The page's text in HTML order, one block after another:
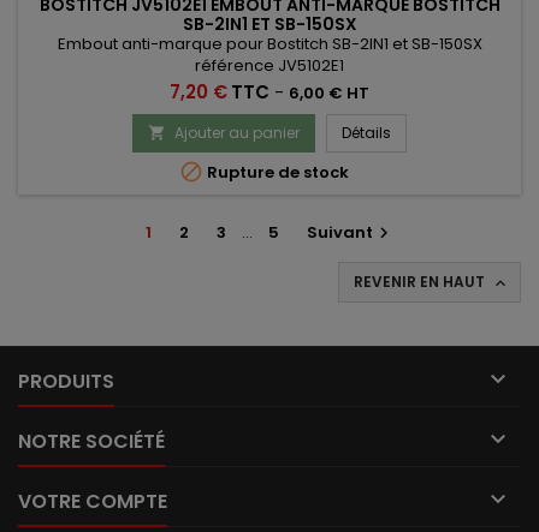
SB-2IN1 ET SB-150SX
Embout anti-marque pour Bostitch SB-2IN1 et SB-150SX
référence JV5102E1
Prix
7,20 €TTC - 6,00 € HT
 Ajouter au panier Détails
 Rupture de stock
1 2 3 … 5 Suivant 
REVENIR EN HAUT 
PRODUITS 
NOTRE SOCIÉTÉ 
VOTRE COMPTE 